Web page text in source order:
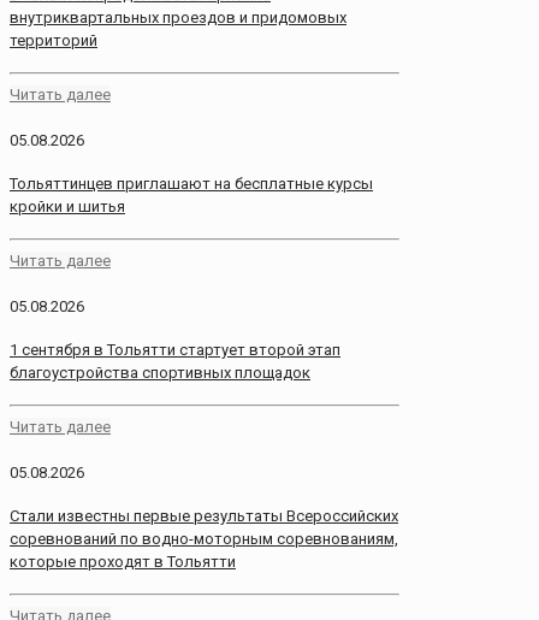
внутриквартальных проездов и придомовых
территорий
Читать далее
05.08.2026
Тольяттинцев приглашают на бесплатные курсы
кройки и шитья
Читать далее
05.08.2026
1 сентября в Тольятти стартует второй этап
благоустройства спортивных площадок
Читать далее
05.08.2026
Стали известны первые результаты Всероссийских
соревнований по водно-моторным соревнованиям,
которые проходят в Тольятти
Читать далее